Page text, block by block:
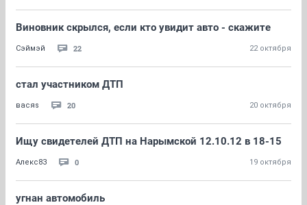
Виновник скрылся, если кто увидит авто - скажите
Сэймэй 22 22 октября
стал участником ДТП
васяs 20 20 октября
Ищу свидетелей ДТП на Нарымской 12.10.12 в 18-15
Алекс83 0 19 октября
угнан автомобиль